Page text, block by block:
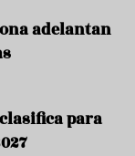
adelantan
para